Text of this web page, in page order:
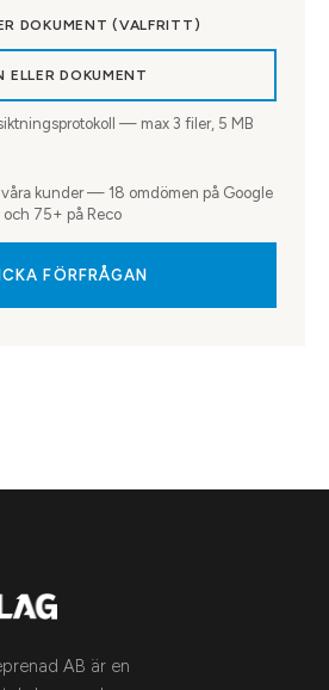
DOKUMENT (VALFRITT)
ELLER DOKUMENT
— max 3 filer, 5 MB
våra kunder — 18 omdömen på Google
och 75+ på Reco
FÖRFRÅGAN
AB är en